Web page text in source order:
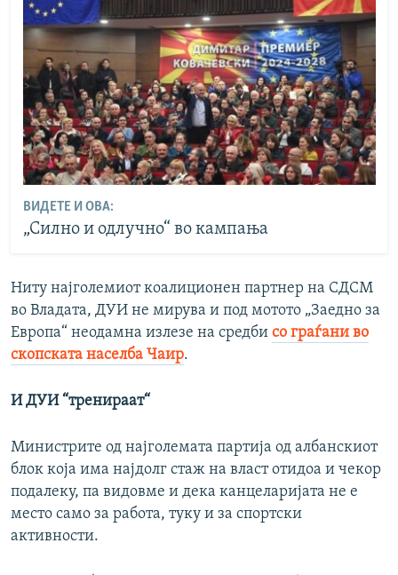
ВИДЕТЕ И ОВА:
„Силно и одлучно“ во кампања
Ниту најголемиот коалиционен партнер на СДСМ
во Владата, ДУИ не мирува и под мотото „Заедно за
Европа“ неодамна излезе на средби со граѓани во
скопската населба Чаир.
И ДУИ “тренираат“
Министрите од најголемата партија од албанскиот
блок која има најдолг стаж на власт отидоа и чекор
подалеку, па видовме и дека канцеларијата не е
место само за работа, туку и за спортски
активности.